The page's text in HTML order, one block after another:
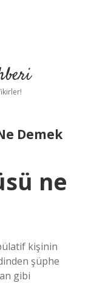
Demek
ne
kişinin
şüphe
gibi